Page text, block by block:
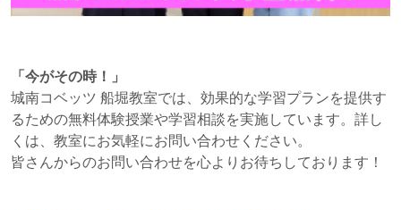
「今がその時！」
城南コベッツ 船堀教室では、効果的な学習プランを提供す
るための無料体験授業や学習相談を実施しています。詳し
くは、教室にお気軽にお問い合わせください。
皆さんからのお問い合わせを心よりお待ちしております！